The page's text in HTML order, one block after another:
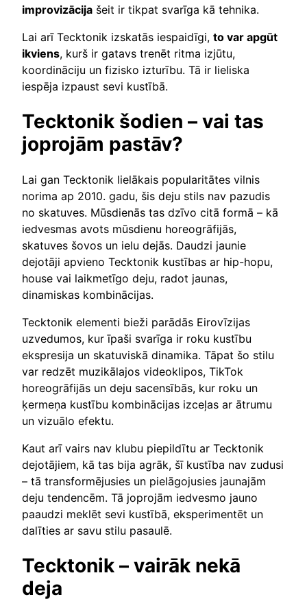
improvizācija šeit ir tikpat svarīga kā tehnika.
Lai arī Tecktonik izskatās iespaidīgi, to var apgūt
ikviens, kurš ir gatavs trenēt ritma izjūtu,
koordināciju un fizisko izturību. Tā ir lieliska
iespēja izpaust sevi kustībā.
Tecktonik šodien – vai tas
joprojām pastāv?
Lai gan Tecktonik lielākais popularitātes vilnis
norima ap 2010. gadu, šis deju stils nav pazudis
no skatuves. Mūsdienās tas dzīvo citā formā – kā
iedvesmas avots mūsdienu horeogrāfijās,
skatuves šovos un ielu dejās. Daudzi jaunie
dejotāji apvieno Tecktonik kustības ar hip-hopu,
house vai laikmetīgo deju, radot jaunas,
dinamiskas kombinācijas.
Tecktonik elementi bieži parādās Eirovīzijas
uzvedumos, kur īpaši svarīga ir roku kustību
ekspresija un skatuviskā dinamika. Tāpat šo stilu
var redzēt muzikālajos videoklipos, TikTok
horeogrāfijās un deju sacensībās, kur roku un
ķermeņa kustību kombinācijas izceļas ar ātrumu
un vizuālo efektu.
Kaut arī vairs nav klubu piepildītu ar Tecktonik
dejotājiem, kā tas bija agrāk, šī kustība nav zudusi
– tā transformējusies un pielāgojusies jaunajām
deju tendencēm. Tā joprojām iedvesmo jauno
paaudzi meklēt sevi kustībā, eksperimentēt un
dalīties ar savu stilu pasaulē.
Tecktonik – vairāk nekā
deja